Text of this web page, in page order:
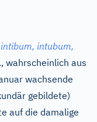
intibum, intubum,
wahrscheinlich aus
wachsende
gebildete)
auf die damalige